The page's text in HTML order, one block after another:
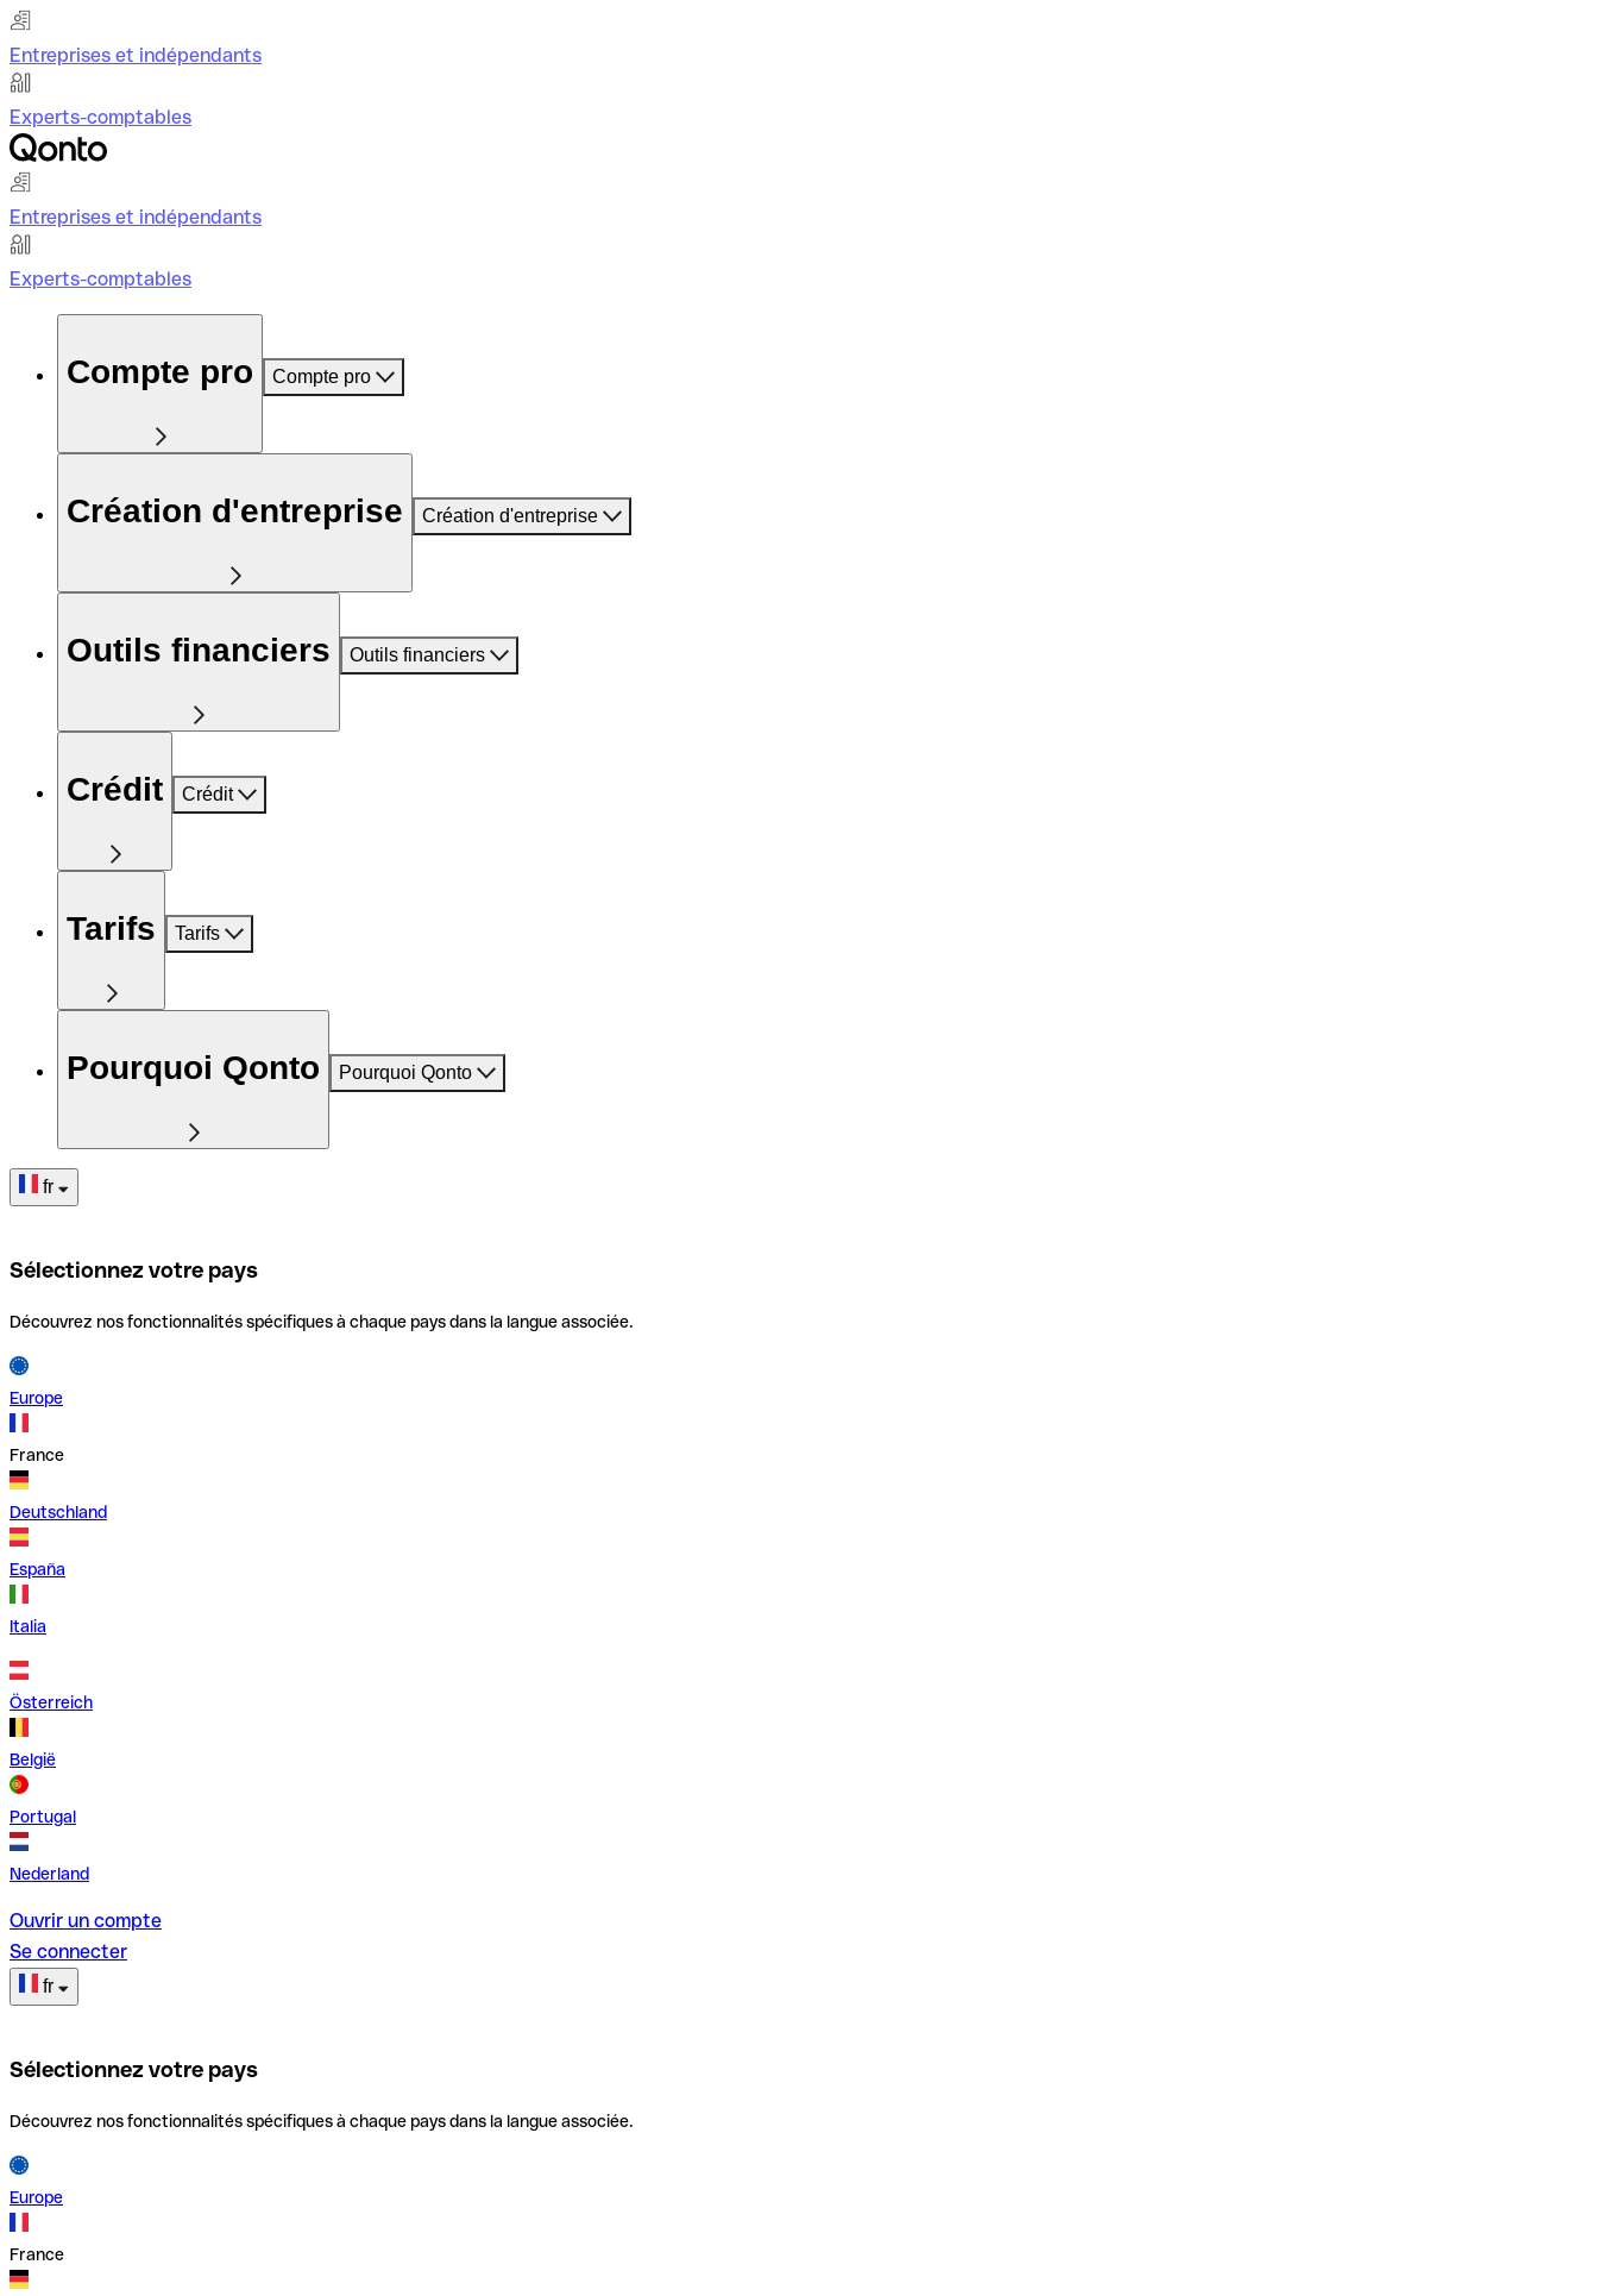
Entreprises et indépendants
Experts-comptables
Entreprises et indépendants
Experts-comptables
Compte pro Compte pro
Création d'entreprise Création d'entreprise
Outils financiers Outils financiers
Crédit Crédit
Tarifs Tarifs
Pourquoi Qonto Pourquoi Qonto
fr
Sélectionnez votre pays
Découvrez nos fonctionnalités spécifiques à chaque pays dans la langue associée.
Europe
France
Deutschland
España
Italia
Österreich
België
Portugal
Nederland
Ouvrir un compte
Se connecter
fr
Sélectionnez votre pays
Découvrez nos fonctionnalités spécifiques à chaque pays dans la langue associée.
Europe
France